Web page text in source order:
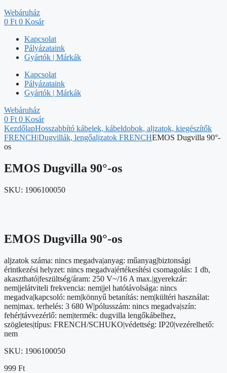
Webáruház
0 Ft 0 Kosár
Kapcsolat
Pályázataink
Gyártók | Márkák
Kapcsolat
Pályázataink
Gyártók | Márkák
Webáruház
0 Ft 0 Kosár
KezdőlapHosszabbító kábelek, kábeldobok, aljzatok, kiegészítők
FRENCH|Dugvillák, lengőaljzatok FRENCHEMOS Dugvilla 90°-
os
EMOS Dugvilla 90°-os
SKU: 1906100050
EMOS Dugvilla 90°-os
aljzatok száma: nincs megadva|anyag: műanyag|biztonsági
érintkezési helyzet: nincs megadva|értékesítési csomagolás: 1 db,
akasztható|feszültség/áram: 250 V~/16 A max.|gyerekzár:
nem|jelátviteli frekvencia: nem|jel hatótávolsága: nincs
megadva|kapcsoló: nem|könnyű betanítás: nem|kültéri használat:
nem|max. terhelés: 3 680 W|pólusszám: nincs megadva|szín:
fehér|távvezérlő: nem|termék: dugvilla lengőkábelhez,
szögletes|típus: FRENCH/SCHUKO|védettség: IP20|vezérelhető:
nem
SKU: 1906100050
999 Ft